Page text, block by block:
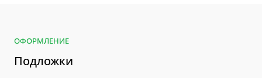
ОФОРМЛЕНИЕ
Подложки